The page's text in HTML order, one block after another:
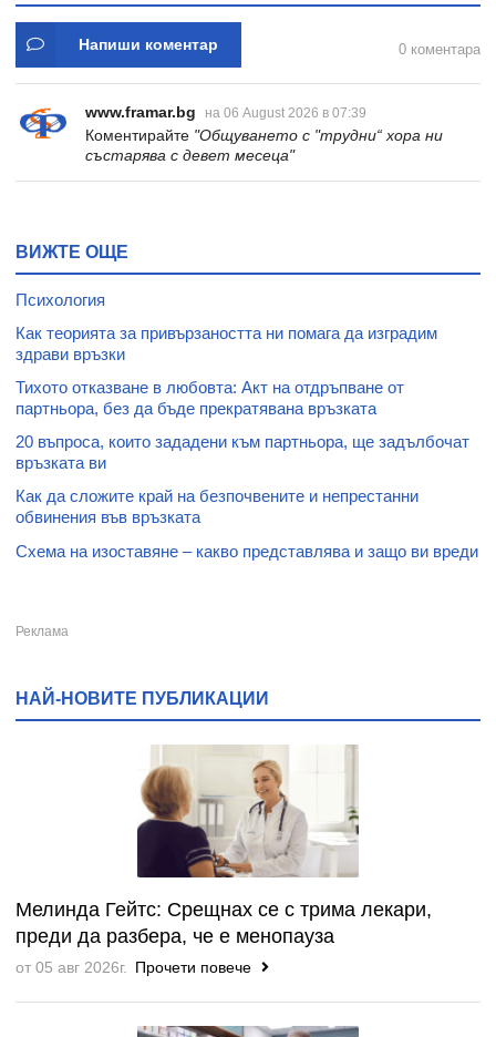
Напиши коментар 0 коментара
www.framar.bg на 06 August 2026 в 07:39
Коментирайте "Общуването с "трудни“ хора ни
състарява с девет месеца"
ВИЖТЕ ОЩЕ
Психология
Как теорията за привързаността ни помага да изградим
здрави връзки
Тихото отказване в любовта: Акт на отдръпване от
партньора, без да бъде прекратявана връзката
20 въпроса, които зададени към партньора, ще задълбочат
връзката ви
Как да сложите край на безпочвените и непрестанни
обвинения във връзката
Схема на изоставяне – какво представлява и защо ви вреди
НАЙ-НОВИТЕ ПУБЛИКАЦИИ
Мелинда Гейтс: Срещнах се с трима лекари,
преди да разбера, че е менопауза
от 05 авг 2026г. Прочети повече